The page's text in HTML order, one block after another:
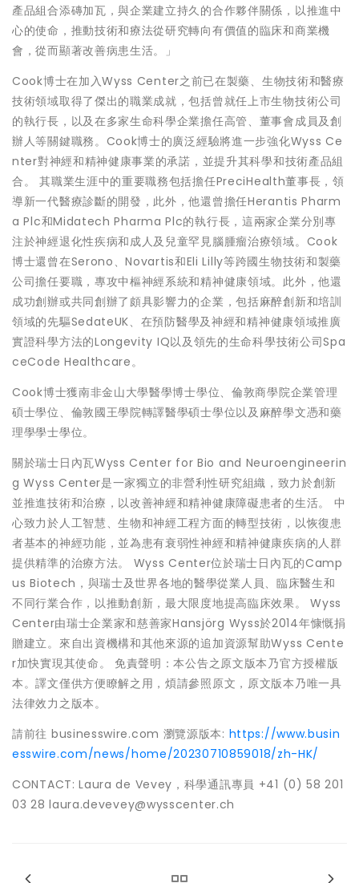
產品組合添磚加瓦，與企業建立持久的合作夥伴關係，以推進中
心的使命，推動技術和療法從研究轉向有價值的臨床和商業機
會，從而顯著改善病患生活。」
Cook博士在加入Wyss Center之前已在製藥、生物技術和醫療
技術領域取得了傑出的職業成就，包括曾就任上市生物技術公司
的執行長，以及在多家生命科學企業擔任高管、董事會成員及創
辦人等關鍵職務。Cook博士的廣泛經驗將進一步強化Wyss Ce
nter對神經和精神健康事業的承諾，並提升其科學和技術產品組
合。 其職業生涯中的重要職務包括擔任PreciHealth董事長，領
導新一代醫療診斷的開發，此外，他還曾擔任Herantis Pharm
a Plc和Midatech Pharma Plc的執行長，這兩家企業分別專
注於神經退化性疾病和成人及兒童罕見腦腫瘤治療領域。Cook
博士還曾在Serono、Novartis和Eli Lilly等跨國生物技術和製藥
公司擔任要職，專攻中樞神經系統和精神健康領域。此外，他還
成功創辦或共同創辦了頗具影響力的企業，包括麻醉創新和培訓
領域的先驅SedateUK、在預防醫學及神經和精神健康領域推廣
實證科學方法的Longevity IQ以及領先的生命科學技術公司Spa
ceCode Healthcare。
Cook博士獲南非金山大學醫學博士學位、倫敦商學院企業管理
碩士學位、倫敦國王學院轉譯醫學碩士學位以及麻醉學文憑和藥
理學學士學位。
關於瑞士日內瓦Wyss Center for Bio and Neuroengineerin
g Wyss Center是一家獨立的非營利性研究組織，致力於創新
並推進技術和治療，以改善神經和精神健康障礙患者的生活。 中
心致力於人工智慧、生物和神經工程方面的轉型技術，以恢復患
者基本的神經功能，並為患有衰弱性神經和精神健康疾病的人群
提供精準的治療方法。 Wyss Center位於瑞士日內瓦的Camp
us Biotech，與瑞士及世界各地的醫學從業人員、臨床醫生和
不同行業合作，以推動創新，最大限度地提高臨床效果。 Wyss
Center由瑞士企業家和慈善家Hansjörg Wyss於2014年慷慨捐
贈建立。來自出資機構和其他來源的追加資源幫助Wyss Cente
r加快實現其使命。 免責聲明：本公告之原文版本乃官方授權版
本。譯文僅供方便瞭解之用，煩請參照原文，原文版本乃唯一具
法律效力之版本。
請前往 businesswire.com 瀏覽源版本: https://www.busin
esswire.com/news/home/20230710859018/zh-HK/
CONTACT: Laura de Vevey，科學通訊專員 +41 (0) 58 201
03 28 laura.devevey@wysscenter.ch